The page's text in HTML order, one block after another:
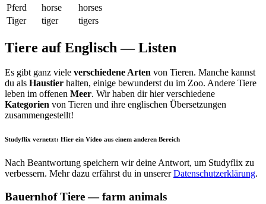
Pferd
horse
horses
Tiger
tiger tigers
Tiere auf Englisch — Listen
Es gibt ganz viele verschiedene Arten von Tieren. Manche kannst
du als Haustier halten, einige bewunderst du im Zoo. Andere Tiere
leben im offenen Meer. Wir haben dir hier verschiedene
Kategorien von Tieren und ihre englischen Übersetzungen
zusammengestellt!
Studyflix vernetzt: Hier ein Video aus einem anderen Bereich
Nach Beantwortung speichern wir deine Antwort, um Studyflix zu
verbessern. Mehr dazu erfährst du in unsererDatenschutzerklärung.
Bauernhof Tiere — farm animals